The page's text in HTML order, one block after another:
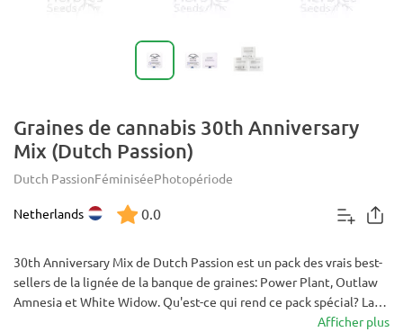
Graines de cannabis 30th Anniversary
Mix (Dutch Passion)
Dutch PassionFéminiséePhotopériode
Netherlands 0.0
30th Anniversary Mix de Dutch Passion est un pack des vrais best-
sellers de la lignée de la banque de graines: Power Plant, Outlaw
Amnesia et White Widow. Qu'est-ce qui rend ce pack spécial? La
quantité de graines, bien sûr. Le mélange contient 30 graines, 10
Afficher plus